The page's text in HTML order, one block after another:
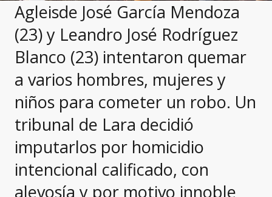
Agleisde José García Mendoza
(23) y Leandro José Rodríguez
Blanco (23) intentaron quemar
a varios hombres, mujeres y
niños para cometer un robo. Un
tribunal de Lara decidió
imputarlos por homicidio
intencional calificado, con
alevosía y por motivo innoble